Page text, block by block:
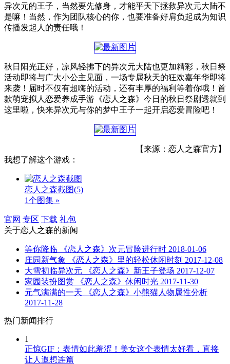
异次元的王子，当然要先修身，才能平天下拯救异次元大陆不
是嘛！当然，作为团队核心的你，也要准备好肩负起成为知识
传播发起人的责任哦！
秋日阳光正好，凉风轻拂下的异次元大陆也更加精彩，秋日祭
活动即将与广大小公主见面，一场专属秋天的狂欢嘉年华即将
来袭！届时不仅有超嗨的活动，还有丰厚的福利等着你哦！首
款萌宠拟人恋爱养成手游《恋人之森》今日的秋日祭剧透就到
这里啦，快来异次元与你的梦中王子一起开启恋爱冒险吧！
【来源：恋人之森官方】
我想了解这个游戏：
恋人之森截图(5)
1个图集 »
官网 专区 下载 礼包
关于恋人之森的新闻
等你降临 《恋人之森》次元冒险进行时 2018-01-06
庄园新气象 《恋人之森》里的轻松休闲时刻 2017-12-08
大雪初临异次元 《恋人之森》新王子登场 2017-12-07
家园装扮图赏 《恋人之森》休闲时光 2017-11-30
元气满满的一天 《恋人之森》小熊猫人物属性分析
2017-11-28
热门新闻排行
1
正惊GIF：表情如此羞涩！美女这个表情太好看，直接
让人遐想连篇